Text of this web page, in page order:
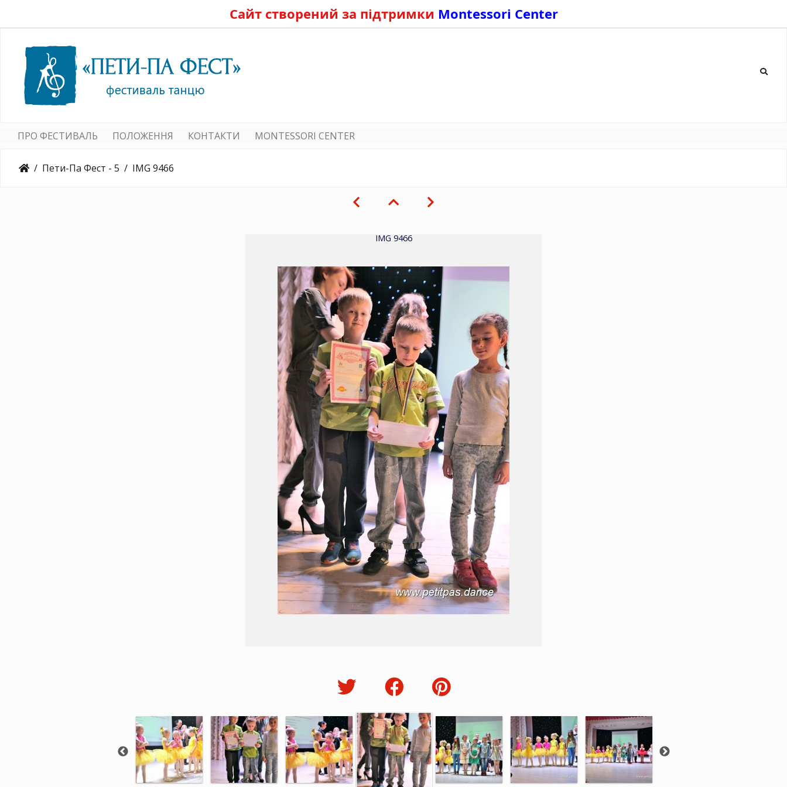
Сайт створений за підтримки Montessori Center
ПРО ФЕСТИВАЛЬ ПОЛОЖЕННЯ КОНТАКТИ MONTESSORI CENTER
Пети-Па Фест - 5 IMG 9466
IMG 9466